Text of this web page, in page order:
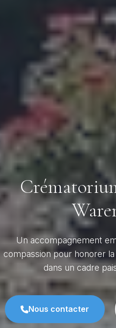
Un accompagnement
compassion pour honorer
dans un cadre
Nous contacter